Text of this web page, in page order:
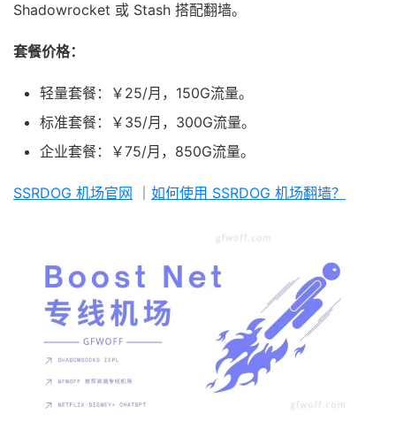
Shadowrocket 或 Stash 搭配翻墙。
套餐价格：
轻量套餐：￥25/月，150G流量。
标准套餐：￥35/月，300G流量。
企业套餐：￥75/月，850G流量。
SSRDOG 机场官网 如何使用 SSRDOG 机场翻墙？